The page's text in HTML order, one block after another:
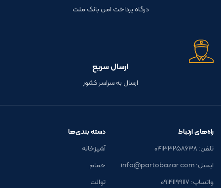
درگاه پرداخت امن بانک ملت
ارسال سریع
ارسال به سراسر کشور
راه‌های ارتباط
تلفن: ۰۴۱۳۳۲۵۸۶۳۸
ایمیل: info@partobazar.com
واتساپ: ۰۹۱۴۱۱۹۹۱۱۷
دسته بندی‌ها
آشپزخانه
حمام
توالت